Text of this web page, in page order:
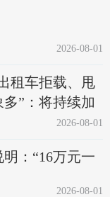
2026-08-01
租车拒载、甩
”：将持续加
2026-08-01
：“16万元一
2026-08-01